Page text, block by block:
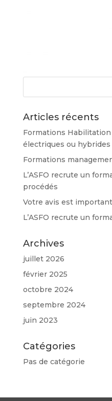
Articles récents
Formations
électriques ou hybrides
Formations
L’ASFO recrute un
procédés
Votre avis est
L’ASFO recrute un
Archives
juillet 2026
février 2025
octobre 2024
septembre 2024
juin 2023
Catégories
Pas de catégorie